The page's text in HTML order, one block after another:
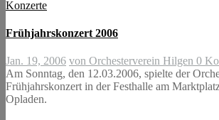
Konzerte
Frühjahrskonzert 2006
Jan. 19, 2006 von Orchesterverein Hilgen 0
Am Sonntag, den 12.03.2006, spielte der
Frühjahrskonzert in der Festhalle am
Opladen.